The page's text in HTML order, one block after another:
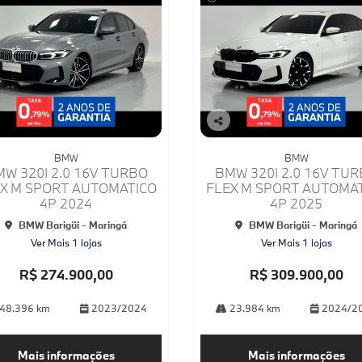
BMW
320I 2.0 16V TURBO
M SPORT AUTOMATICO
4P 2024
BMW Barigüi - Maringá
Ver Mais 1 lojas
R$ 274.900,00
48.396 km 2023/2024
Mais informações
Co
lhe
BMW
BMW 320I 2.0 16V
FLEX M SPORT
4P 2025
BMW Barigüi - Maringá
Ver Mais 1 lojas
R$ 309.900,00
23.984 km 2024/
Mais informações